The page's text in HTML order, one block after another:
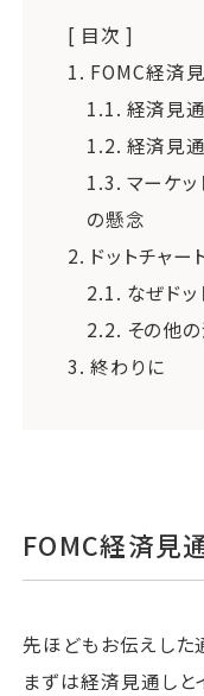
[ 目次 ]
1. FOMC経済
1.1. 経済見
1.2. 経済見
1.3. マーケ
の懸念
2. ドットチャー
2.1. なぜド
2.2. その他
3. 終わりに
FOMC経済見
先ほどもお伝えした
まずは経済見通しと